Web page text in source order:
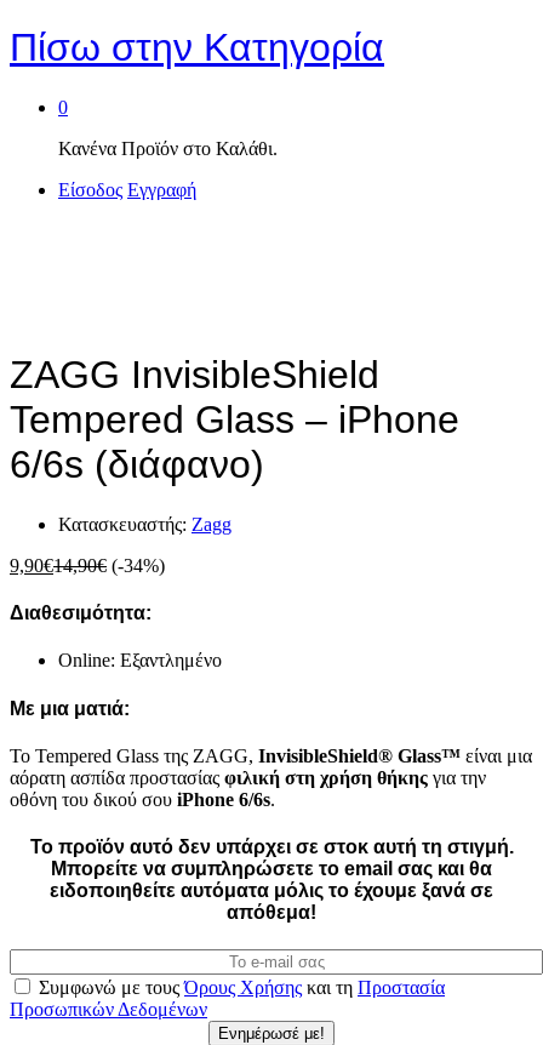
Πίσω στην Κατηγορία
0
Κανένα Προϊόν στο Καλάθι.
Είσοδος Εγγραφή
ZAGG InvisibleShield
Tempered Glass – iPhone
6/6s (διάφανο)
Κατασκευαστής: Zagg
9,90€14,90€ (-34%)
Διαθεσιμότητα:
Online: Εξαντλημένο
Με μια ματιά:
Το Tempered Glass της ZAGG, InvisibleShield® Glass™ είναι μια
αόρατη ασπίδα προστασίας φιλική στη χρήση θήκης για την
οθόνη του δικού σου iPhone 6/6s.
Το προϊόν αυτό δεν υπάρχει σε στοκ αυτή τη στιγμή.
Mπορείτε να συμπληρώσετε το email σας και θα
ειδοποιηθείτε αυτόματα μόλις το έχουμε ξανά σε
απόθεμα!
Συμφωνώ με τουςΌρους Χρήσης και τη Προστασία
Προσωπικών Δεδομένων
Ενημέρωσέ με!